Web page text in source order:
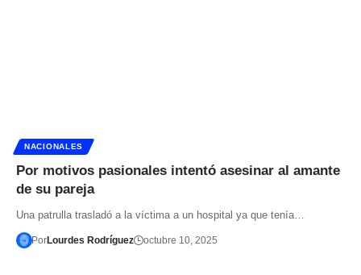
NACIONALES
Por motivos pasionales intentó asesinar al amante
de su pareja
Una patrulla trasladó a la víctima a un hospital ya que tenía…
PorLourdes Rodríguez octubre 10, 2025